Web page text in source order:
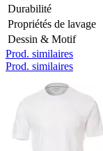
Durabilité
Propriétés de lavage
Dessin & Motif
Prod. similaires
Prod. similaires